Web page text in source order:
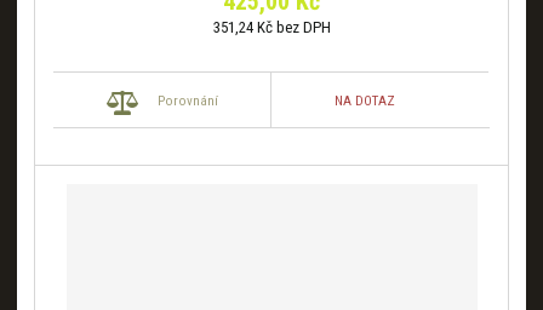
351,24 Kč bez DPH
Porovnání NA DOTAZ